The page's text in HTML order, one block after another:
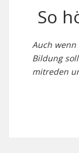
So
Auch
Bildung
mitreden